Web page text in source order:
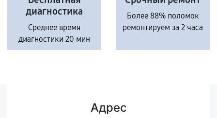
диагностика
Среднее время
диагностики 20 мин
Более 88% поломок
ремонтируем за 2 часа
Адрес